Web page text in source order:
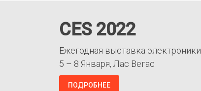
CES 2022
Ежегодная выставка электроники
5 – 8 Января, Лас Вегас
ПОДРОБНЕЕ